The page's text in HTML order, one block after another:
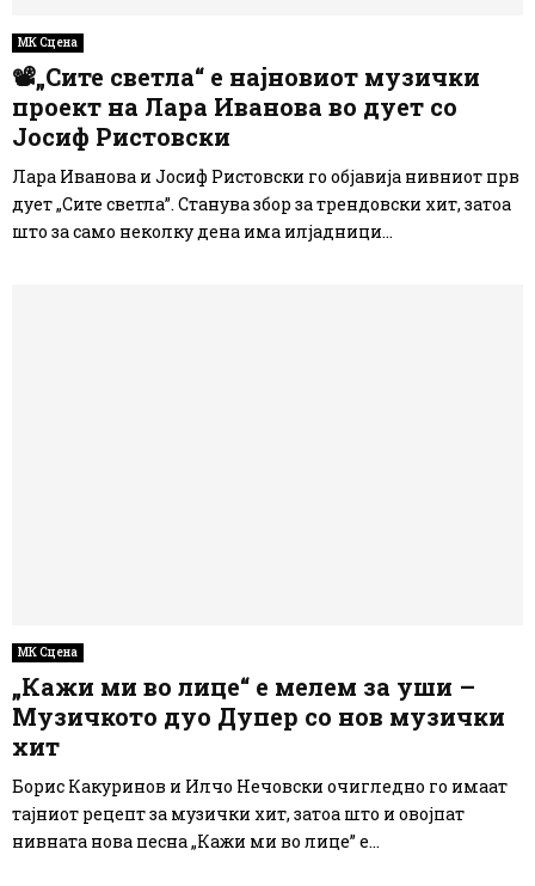
МК Сцена
📽„Сите светла“ е најновиот музички
проект на Лара Иванова во дует со
Јосиф Ристовски
Лара Иванова и Јосиф Ристовски го објавија нивниот прв
дует „Сите светла”. Станува збор за трендовски хит, затоа
што за само неколку дена има илјадници...
МК Сцена
„Кажи ми во лице“ е мелем за уши –
Музичкото дуо Дупер со нов музички
хит
Борис Какуринов и Илчо Нечовски очигледно го имаат
тајниот рецепт за музички хит, затоа што и овојпат
нивната нова песна „Кажи ми во лице” е...